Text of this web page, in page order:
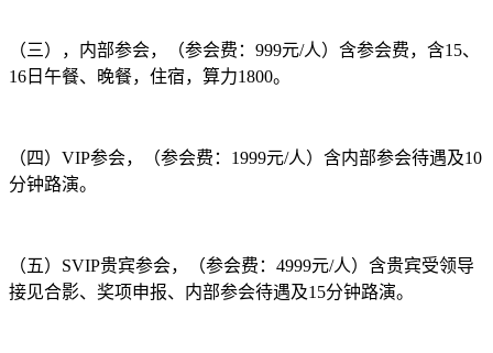
（三），内部参会，（参会费：999元/人）含参会费，含15、
16日午餐、晚餐，住宿，算力1800。
（四）VIP参会，（参会费：1999元/人）含内部参会待遇及10
分钟路演。
（五）SVIP贵宾参会，（参会费：4999元/人）含贵宾受领导
接见合影、奖项申报、内部参会待遇及15分钟路演。